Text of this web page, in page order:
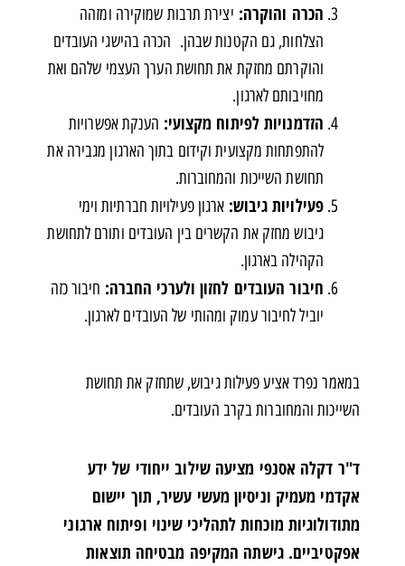
הכרה והוקרה: יצירת תרבות שמוקירה ומזהה
הצלחות, גם הקטנות שבהן. הכרה בהישגי העובדים
והוקרתם מחזקת את תחושת הערך העצמי שלהם ואת
מחויבותם לארגון.
הזדמנויות לפיתוח מקצועי: הענקת אפשרויות
להתפתחות מקצועית וקידום בתוך הארגון מגבירה את
תחושת השייכות והמחוברות.
פעילויות גיבוש: ארגון פעילויות חברתיות וימי
גיבוש מחזק את הקשרים בין העובדים ותורם לתחושת
הקהילה בארגון.
חיבור העובדים לחזון ולערכי החברה: חיבור כזה
יוביל לחיבור עמוק ומהותי של העובדים לארגון.
במאמר נפרד אציע פעילות גיבוש, שתחזק את תחושת
השייכות והמחוברות בקרב העובדים.
ד"ר דקלה אסנפי מציעה שילוב ייחודי של ידע
אקדמי מעמיק וניסיון מעשי עשיר, תוך יישום
מתודולוגיות מוכחות לתהליכי שינוי ופיתוח ארגוני
אפקטיביים. גישתה המקיפה מבטיחה תוצאות